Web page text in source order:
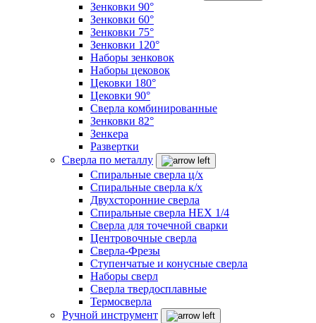
Зенковки 90°
Зенковки 60°
Зенковки 75°
Зенковки 120°
Наборы зенковок
Наборы цековок
Цековки 180°
Цековки 90°
Сверла комбинированные
Зенковки 82°
Зенкера
Развертки
Сверла по металлу
Спиральные сверла ц/х
Спиральные сверла к/х
Двухсторонние сверла
Спиральные сверла HEX 1/4
Сверла для точечной сварки
Центровочные сверла
Сверла-Фрезы
Ступенчатые и конусные сверла
Наборы сверл
Сверла твердосплавные
Термосверла
Ручной инструмент